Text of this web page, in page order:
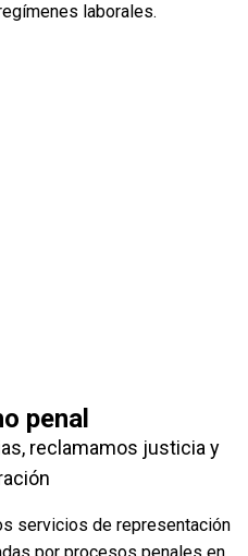
laborales.
penal
reclamamos justicia y
servicios de representación